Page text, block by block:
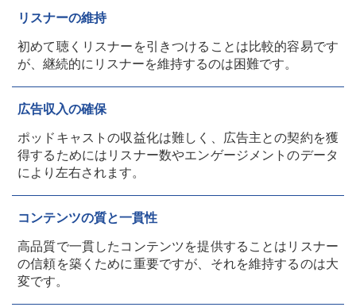
リスナーの維持
初めて聴くリスナーを引きつけることは比較的容易です
が、継続的にリスナーを維持するのは困難です。
広告収入の確保
ポッドキャストの収益化は難しく、広告主との契約を獲
得するためにはリスナー数やエンゲージメントのデータ
により左右されます。
コンテンツの質と一貫性
高品質で一貫したコンテンツを提供することはリスナー
の信頼を築くために重要ですが、それを維持するのは大
変です。